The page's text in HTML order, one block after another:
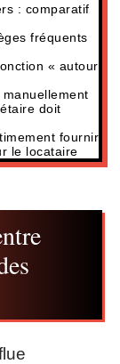
: comparatif
fréquents
« autour
doit
fournir
le locataire